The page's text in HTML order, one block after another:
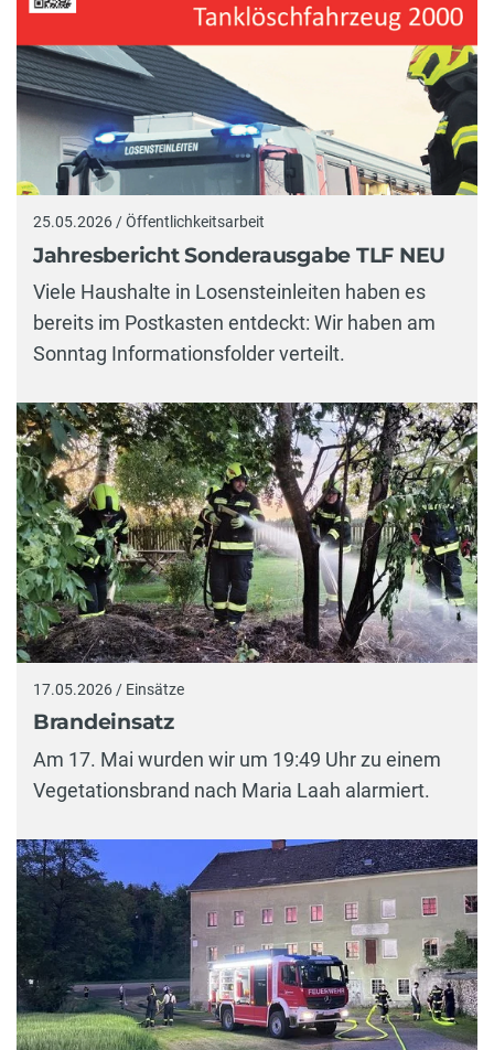
25.05.2026 / Öffentlichkeitsarbeit
Jahresbericht Sonderausgabe TLF NEU
Viele Haushalte in Losensteinleiten haben es
bereits im Postkasten entdeckt: Wir haben am
Sonntag Informationsfolder verteilt.
17.05.2026 / Einsätze
Brandeinsatz
Am 17. Mai wurden wir um 19:49 Uhr zu einem
Vegetationsbrand nach Maria Laah alarmiert.